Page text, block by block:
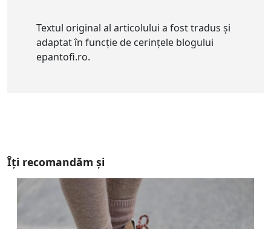
Textul original al articolului a fost tradus și
adaptat în funcție de cerințele blogului
epantofi.ro.
Îți recomandăm și